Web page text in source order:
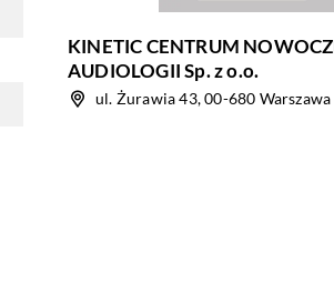
KINETIC CENTRUM
AUDIOLOGII Sp. z o.o.
ul. Żurawia 43, 00-680 Warszawa